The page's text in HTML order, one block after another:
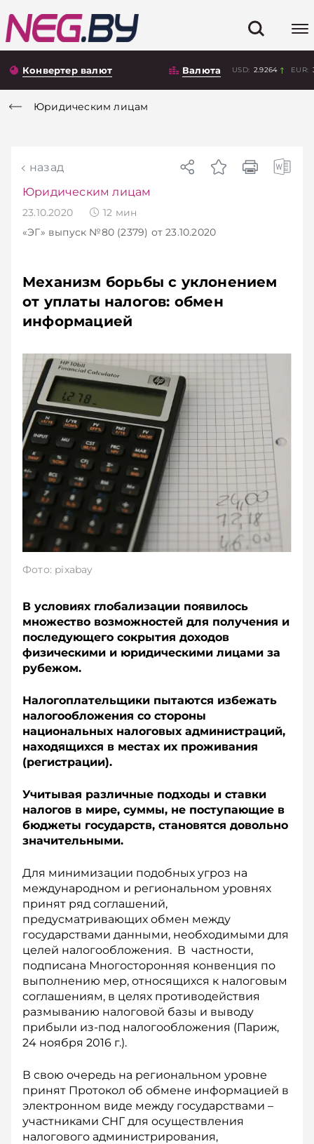
Конвертер валют Валюта USD: 2.9264 EUR:
Юридическим лицам
назад
Юридическим лицам
23.10.2020 12 мин
«ЭГ» выпуск №80 (2379) от 23.10.2020
Механизм борьбы с уклонением
от уплаты налогов: обмен
информацией
Фото: pixabay
В условиях глобализации появилось
множество возможнос­тей для получения и
последующего сокрытия доходов
физическими и юридическими лицами за
рубежом.
Налогоплательщики пытаются избежать
налогообложения со стороны
национальных налоговых администраций,
находящихся в местах их проживания
(регистрации).
Учитывая различные подходы и ставки
налогов в мире, суммы, не поступающие в
бюджеты государств, становятся довольно
значительными.
Для минимизации подобных угроз на
международном и региональном уровнях
принят ряд соглашений,
предусматривающих обмен между
государствами данными, необходимыми для
целей налогообложения. В частности,
подписана Многосторонняя конвенция по
выполнению мер, относящихся к налоговым
соглашениям, в целях противодействия
размыванию налоговой базы и выводу
прибыли из-под налогообложения (Париж,
24 ноября 2016 г.).
В свою очередь на региональном уровне
принят Протокол об обмене информацией в
электронном виде между государствами –
участниками СНГ для осуществления
налогового администрирования,